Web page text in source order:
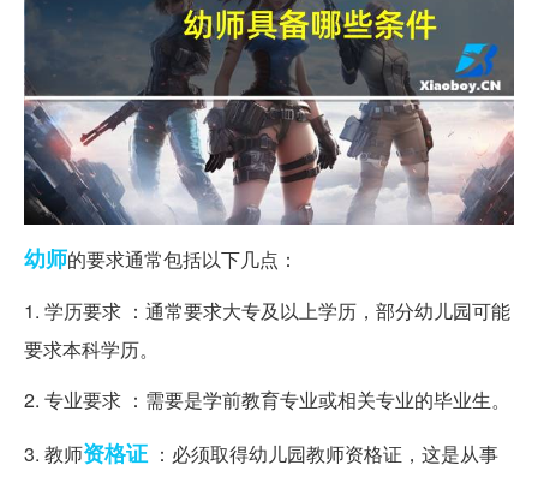
幼师的要求通常包括以下几点：
1. 学历要求 ：通常要求大专及以上学历，部分幼儿园可能
要求本科学历。
2. 专业要求 ：需要是学前教育专业或相关专业的毕业生。
3. 教师资格证 ：必须取得幼儿园教师资格证，这是从事